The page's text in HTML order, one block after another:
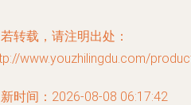
转载，请注明出处：
www.youzhilingdu.com/
时间：2026-08-08 06:17:42